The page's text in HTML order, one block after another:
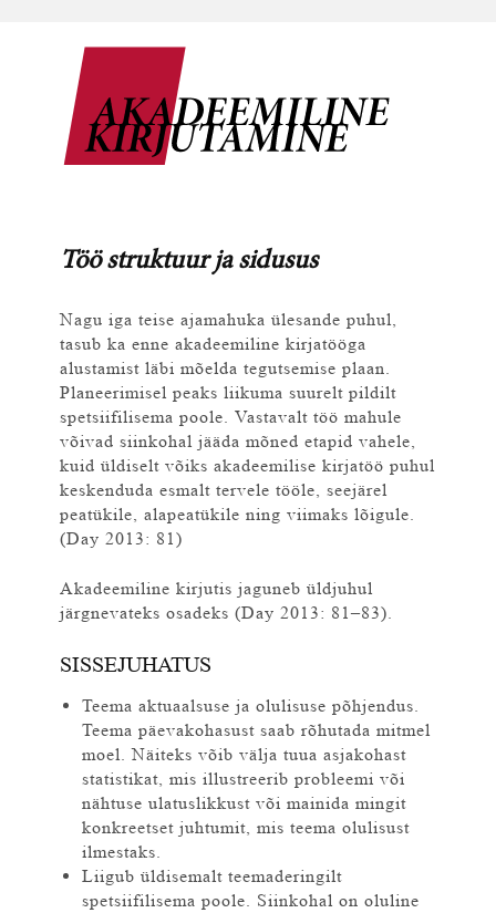
Töö struktuur ja sidusus
Nagu iga teise ajamahuka ülesande puhul,
tasub ka enne akadeemiline kirjatööga
alustamist läbi mõelda tegutsemise plaan.
Planeerimisel peaks liikuma suurelt pildilt
spetsiifilisema poole. Vastavalt töö mahule
võivad siinkohal jääda mõned etapid vahele,
kuid üldiselt võiks akadeemilise kirjatöö puhul
keskenduda esmalt tervele tööle, seejärel
peatükile, alapeatükile ning viimaks lõigule.
(Day 2013: 81)
Akadeemiline kirjutis jaguneb üldjuhul
järgnevateks osadeks (Day 2013: 81–83).
SISSEJUHATUS
Teema aktuaalsuse ja olulisuse põhjendus.
Teema päevakohasust saab rõhutada mitmel
moel. Näiteks võib välja tuua asjakohast
statistikat, mis illustreerib probleemi või
nähtuse ulatuslikkust või mainida mingit
konkreetset juhtumit, mis teema olulisust
ilmestaks.
Liigub üldisemalt teemaderingilt
spetsiifilisema poole. Siinkohal on oluline